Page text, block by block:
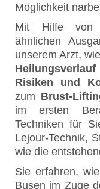
Möglichkeit
Mit Hilfe von
ähnlichen
unserem Arzt,
Heilungsverlauf
Risiken und
zum Brust-
im ersten
Techniken für
Lejour-Technik,
wie die
Sie erfahren,
Busen im Zuge